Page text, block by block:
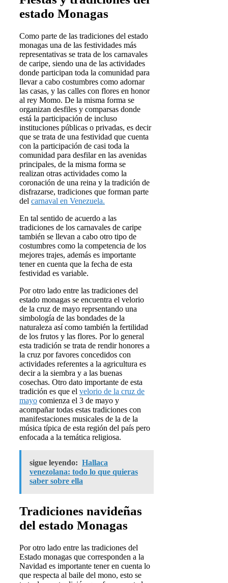
estado Monagas
Como parte de las tradiciones del estado
monagas una de las festividades más
representativas se trata de los carnavales
de caripe, siendo una de las actividades
donde participan toda la comunidad para
llevar a cabo costumbres como adornar
las casas, y las calles con flores en honor
al rey Momo. De la misma forma se
organizan desfiles y comparsas donde
está la participación de incluso
instituciones públicas o privadas, es decir
que se trata de una festividad que cuenta
con la participación de casi toda la
comunidad para desfilar en las avenidas
principales, de la misma forma se
realizan otras actividades como la
coronación de una reina y la tradición de
disfrazarse, tradiciones que forman parte
del carnaval en Venezuela.
En tal sentido de acuerdo a las
tradiciones de los carnavales de caripe
también se llevan a cabo otro tipo de
costumbres como la competencia de los
mejores trajes, además es importante
tener en cuenta que la fecha de esta
festividad es variable.
Por otro lado entre las tradiciones del
estado monagas se encuentra el velorio
de la cruz de mayo reprsentando una
simbología de las bondades de la
naturaleza así como también la fertilidad
de los frutos y las flores. Por lo general
esta tradición se trata de rendir honores a
la cruz por favores concedidos con
actividades referentes a la agricultura es
decir a la siembra y a las buenas
cosechas. Otro dato importante de esta
tradición es que el velorio de la cruz de
mayo comienza el 3 de mayo y
acompañar todas estas tradiciones con
manifestaciones musicales de la de la
música típica de esta región del país pero
enfocada a la temática religiosa.
sigue leyendo: Hallaca
venezolana: todo lo que quieras
saber sobre ella
Tradiciones navideñas
del estado Monagas
Por otro lado entre las tradiciones del
Estado monagas que corresponden a la
Navidad es importante tener en cuenta lo
que respecta al baile del mono, esto se